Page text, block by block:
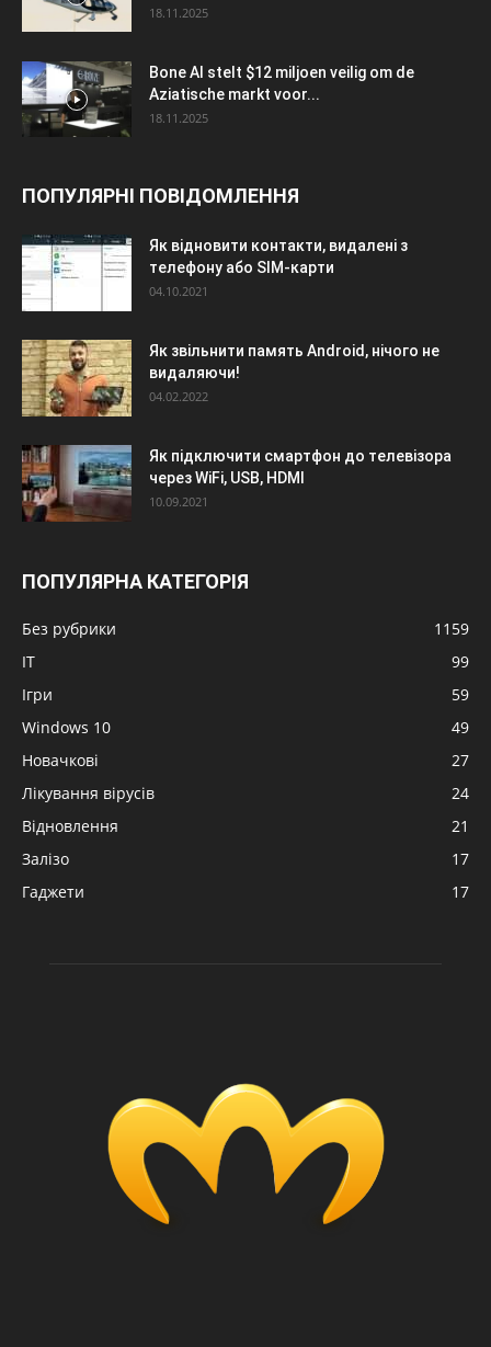
18.11.2025
Bone AI stelt $12 miljoen veilig om de
Aziatische markt voor...
18.11.2025
ПОПУЛЯРНІ ПОВІДОМЛЕННЯ
Як відновити контакти, видалені з
телефону або SIM-карти
04.10.2021
Як звільнити память Android, нічого не
видаляючи!
04.02.2022
Як підключити смартфон до телевізора
через WiFi, USB, HDMI
10.09.2021
ПОПУЛЯРНА КАТЕГОРІЯ
Без рубрики
1159
IT
99
Ігри
59
Windows 10
49
Новачкові
27
Лікування вірусів
24
Відновлення
21
Залізо
17
Гаджети
17